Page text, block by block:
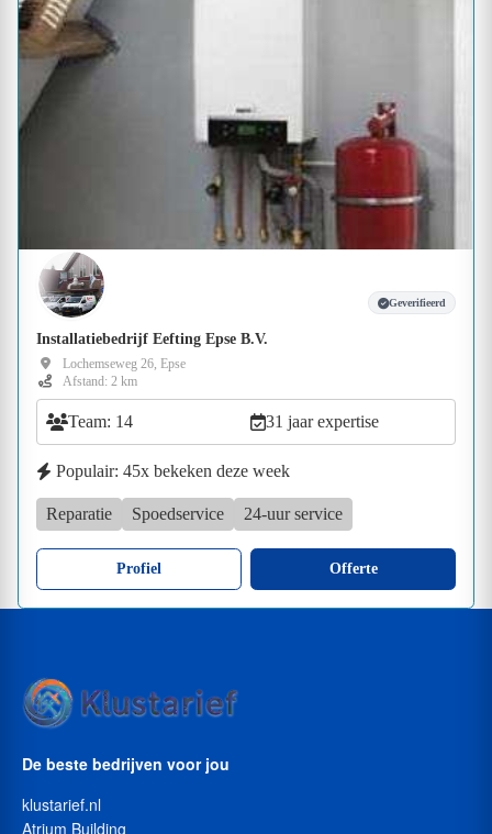
Geverifieerd
Installatiebedrijf Eefting Epse B.V.
Lochemseweg 26, Epse
Afstand: 2 km
Team: 14 31 jaar expertise
Populair: 45x bekeken deze week
Reparatie Spoedservice 24-uur service
Profiel Offerte
De beste bedrijven voor jou
klustarief.nl
Atrium Building